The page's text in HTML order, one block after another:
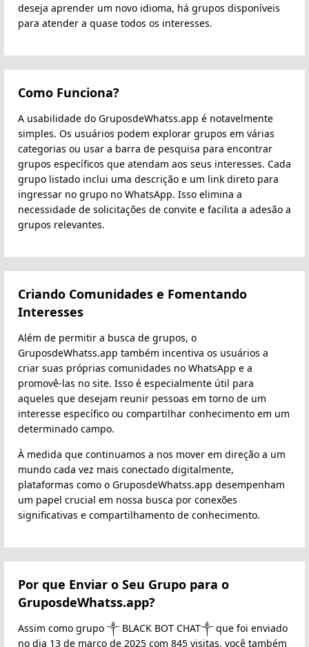
deseja aprender um novo idioma, há grupos disponíveis
para atender a quase todos os interesses.
Como Funciona?
A usabilidade do GruposdeWhatss.app é notavelmente
simples. Os usuários podem explorar grupos em várias
categorias ou usar a barra de pesquisa para encontrar
grupos específicos que atendam aos seus interesses. Cada
grupo listado inclui uma descrição e um link direto para
ingressar no grupo no WhatsApp. Isso elimina a
necessidade de solicitações de convite e facilita a adesão a
grupos relevantes.
Criando Comunidades e Fomentando
Interesses
Além de permitir a busca de grupos, o
GruposdeWhatss.app também incentiva os usuários a
criar suas próprias comunidades no WhatsApp e a
promovê-las no site. Isso é especialmente útil para
aqueles que desejam reunir pessoas em torno de um
interesse específico ou compartilhar conhecimento em um
determinado campo.
À medida que continuamos a nos mover em direção a um
mundo cada vez mais conectado digitalmente,
plataformas como o GruposdeWhatss.app desempenham
um papel crucial em nossa busca por conexões
significativas e compartilhamento de conhecimento.
Por que Enviar o Seu Grupo para o
GruposdeWhatss.app?
Assim como grupo ༒ BLACK BOT CHAT༒ que foi enviado
no dia 13 de março de 2025 com 845 visitas, você também